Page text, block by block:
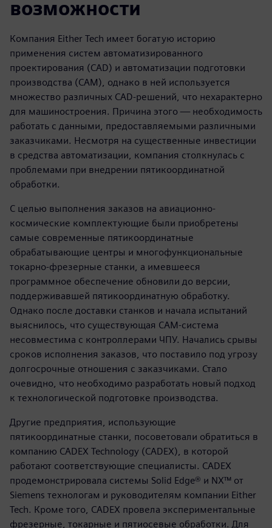
возможности
Компания Either Tech имеет богатую историю
применения систем автоматизированного
проектирования (CAD) и автоматизации подготовки
производства (CAM), однако в ней используется
множество различных CAD-решений, что нехарактерно
для машиностроения. Причина этого — необходимость
работать с данными, предоставляемыми различными
заказчиками. Несмотря на существенные инвестиции
в средства автоматизации, компания столкнулась с
проблемами при внедрении пятикоординатной
обработки.
С целью выполнения заказов на авиационно-
космические комплектующие были приобретены
самые современные пятикоординатные
обрабатывающие центры и многофункциональные
токарно-фрезерные станки, а имевшееся
программное обеспечение обновили до версии,
поддерживавшей пятикоординатную обработку.
Однако после доставки станков и начала испытаний
выяснилось, что существующая САМ-система
несовместима с контроллерами ЧПУ. Начались срывы
сроков исполнения заказов, что поставило под угрозу
долгосрочные отношения с заказчиками. Стало
очевидно, что необходимо разработать новый подход
к технологической подготовке производства.
Другие предприятия, использующие
пятикоординатные станки, посоветовали обратиться в
компанию CADEX Technology (CADEX), в которой
работают соответствующие специалисты. CADEX
продемонстрировала системы Solid Edge® и NX™ от
Siemens технологам и руководителям компании Either
Tech. Кроме того, CADEX провела экспериментальные
фрезерные, токарные и пятиосевые обработки. Для